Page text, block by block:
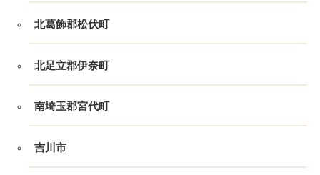
北葛飾郡松伏町
北足立郡伊奈町
南埼玉郡宮代町
吉川市